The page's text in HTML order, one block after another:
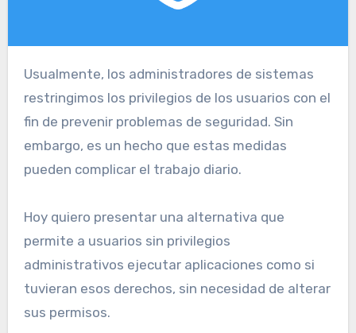
Usualmente, los administradores de sistemas
restringimos los privilegios de los usuarios con el
fin de prevenir problemas de seguridad. Sin
embargo, es un hecho que estas medidas
pueden complicar el trabajo diario.
Hoy quiero presentar una alternativa que
permite a usuarios sin privilegios
administrativos ejecutar aplicaciones como si
tuvieran esos derechos, sin necesidad de alterar
sus permisos.